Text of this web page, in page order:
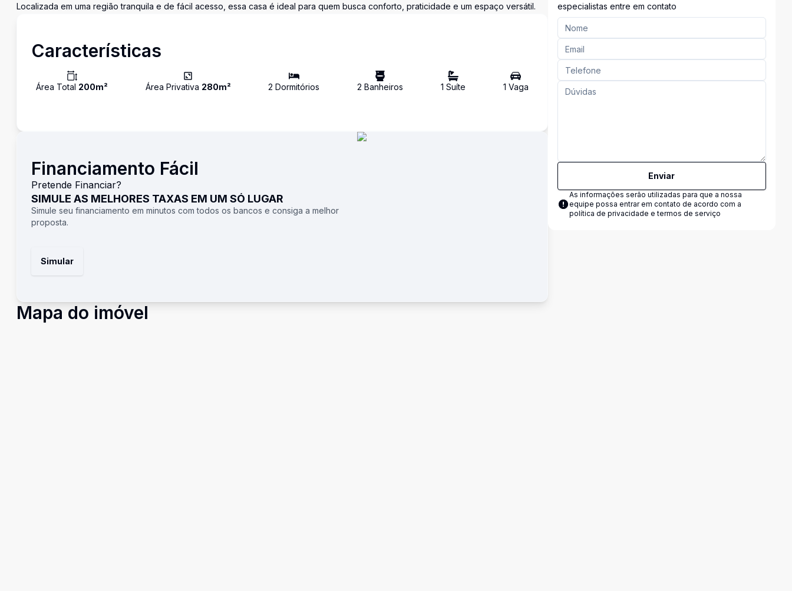
Localizada em uma região tranquila e de fácil acesso, essa casa é ideal para quem busca conforto, praticidade e um espaço versátil.
Características
Área Total 200m² Área Privativa 280m² 2 Dormitórios 2 Banheiros 1 Suíte 1 Vaga
Financiamento Fácil
Pretende Financiar?
SIMULE AS MELHORES TAXAS EM UM SÓ LUGAR
Simule seu financiamento em minutos com todos os bancos e consiga a melhor
proposta.
Simular
Mapa do imóvel
especialistas entre em contato
Enviar
As informações serão utilizadas para que a nossa
equipe possa entrar em contato de acordo com a
política de privacidade e termos de serviço